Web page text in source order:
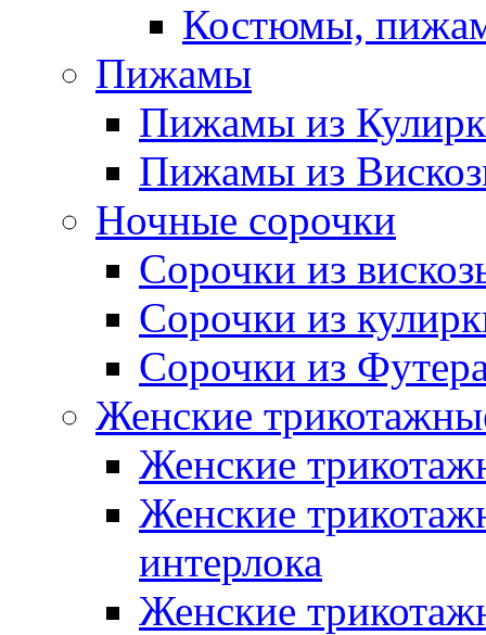
Костюмы,
Пижамы
Пижамы из
Пижамы из
Ночные сорочки
Сорочки из
Сорочки из
Сорочки из
Женские
Женские
Женские
интерлока
Женские